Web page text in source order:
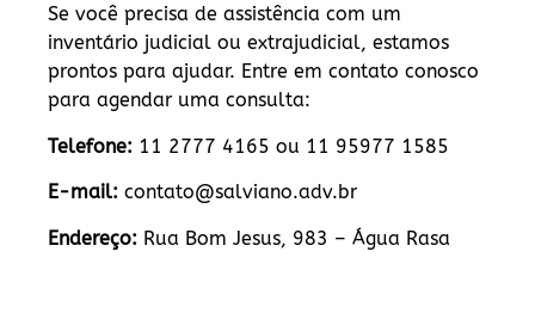
Se você precisa de assistência com um
inventário judicial ou extrajudicial, estamos
prontos para ajudar. Entre em contato conosco
para agendar uma consulta:
Telefone: 11 2777 4165 ou 11 95977 1585
E-mail: contato@salviano.adv.br
Endereço: Rua Bom Jesus, 983 – Água Rasa